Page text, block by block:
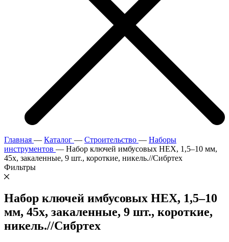
Главная — Каталог — Строительство — Наборы
инструментов — Набор ключей имбусовых HEX, 1,5–10 мм,
45x, закаленные, 9 шт., короткие, никель.//Сибртех
Фильтры
Набор ключей имбусовых HEX, 1,5–10
мм, 45x, закаленные, 9 шт., короткие,
никель.//Сибртех